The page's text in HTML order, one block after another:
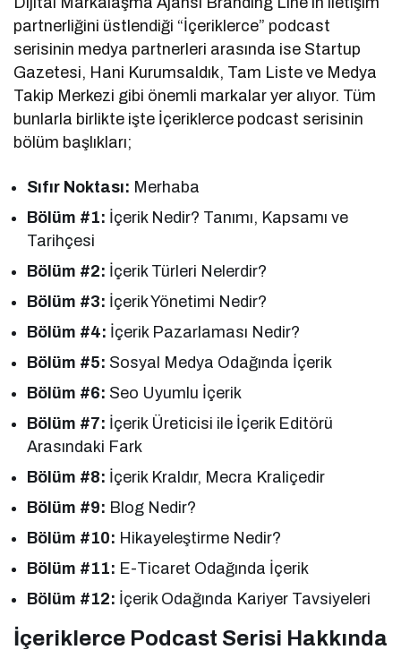
partnerliğini üstlendiği “İçeriklerce” podcast
serisinin medya partnerleri arasında ise Startup
Gazetesi, Hani Kurumsaldık, Tam Liste ve Medya
Takip Merkezi gibi önemli markalar yer alıyor. Tüm
bunlarla birlikte işte İçeriklerce podcast serisinin
bölüm başlıkları;
Sıfır Noktası: Merhaba
Bölüm #1: İçerik Nedir? Tanımı, Kapsamı ve
Tarihçesi
Bölüm #2: İçerik Türleri Nelerdir?
Bölüm #3: İçerik Yönetimi Nedir?
Bölüm #4: İçerik Pazarlaması Nedir?
Bölüm #5: Sosyal Medya Odağında İçerik
Bölüm #6: Seo Uyumlu İçerik
Bölüm #7: İçerik Üreticisi ile İçerik Editörü
Arasındaki Fark
Bölüm #8: İçerik Kraldır, Mecra Kraliçedir
Bölüm #9: Blog Nedir?
Bölüm #10: Hikayeleştirme Nedir?
Bölüm #11: E-Ticaret Odağında İçerik
Bölüm #12: İçerik Odağında Kariyer Tavsiyeleri
İçeriklerce Podcast Serisi Hakkında